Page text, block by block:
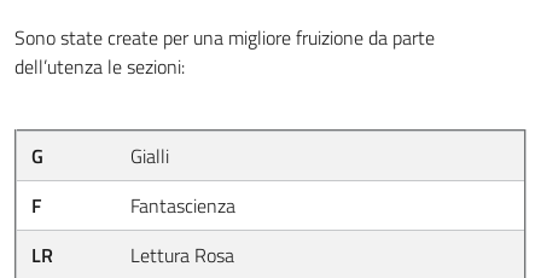
Sono state create per una migliore fruizione da parte
dell’utenza le sezioni:
G
Gialli
F
Fantascienza
LR
Lettura Rosa